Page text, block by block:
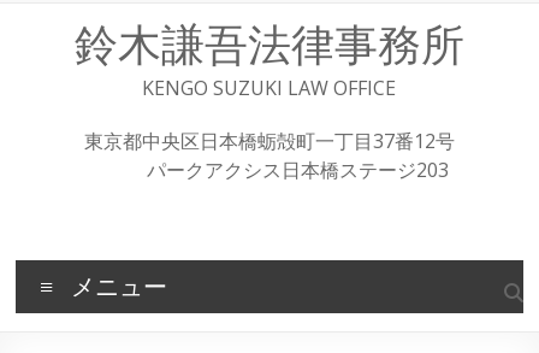
鈴木謙吾法律事務所
KENGO SUZUKI LAW OFFICE
東京都中央区日本橋蛎殻町一丁目37番12号
パークアクシス日本橋ステージ203
メニュー